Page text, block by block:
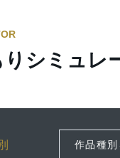
りシミュレ